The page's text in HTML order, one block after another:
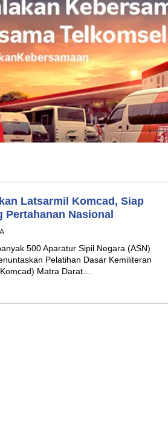
Latsarmil Komcad, Siap
Nasional
500 Aparatur Sipil Negara (ASN)
Pelatihan Dasar Kemiliteran
Matra Darat…